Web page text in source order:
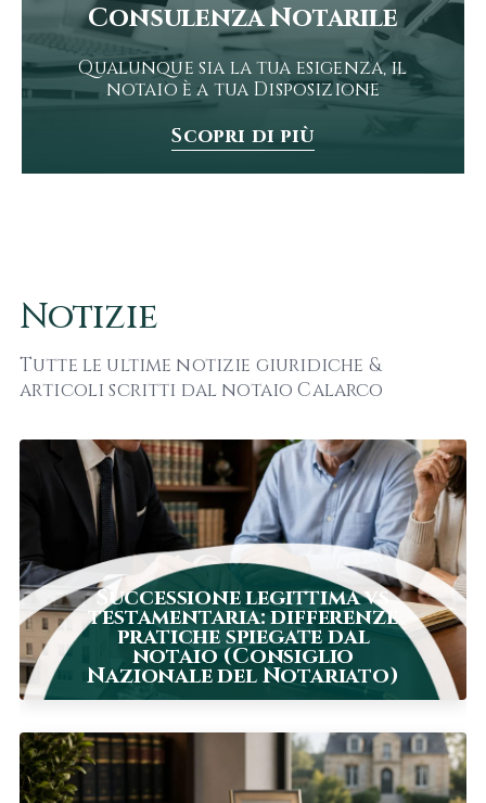
Consulenza Notarile
Qualunque sia la tua esigenza, il
notaio è a tua Disposizione
Scopri di più
Notizie
Tutte le ultime notizie giuridiche &
articoli scritti dal notaio Calarco
Successione legittima vs
testamentaria: differenze
pratiche spiegate dal
notaio (Consiglio
Nazionale del Notariato)